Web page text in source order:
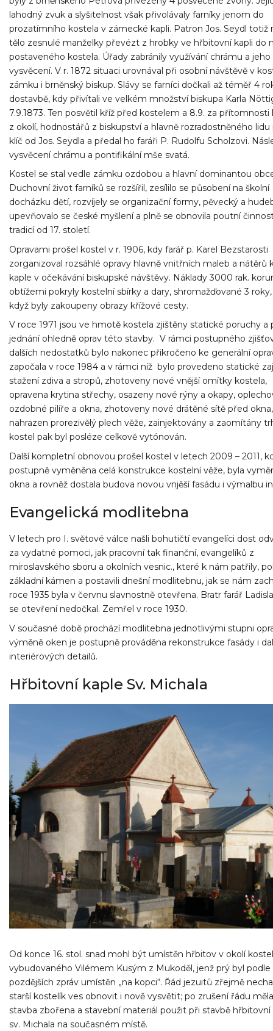
lahodný zvuk a slyšitelnost však přivolávaly farníky jenom do
prozatímního kostela v zámecké kapli. Patron Jos. Seydl totiž
tělo zesnulé manželky převézt z hrobky ve hřbitovní kapli do
postaveného kostela. Úřady zabránily využívání chrámu a jeho
vysvěcení. V r. 1872 situaci urovnával při osobní návštěvě v
zámku i brněnský biskup. Slávy se farníci dočkali až téměř 4
dostavbě, kdy přivítali ve velkém množství biskupa Karla
7.9.1873. Ten posvětil kříž před kostelem a 8.9. za přítomnosti
z okolí, hodnostářů z biskupství a hlavně rozradostněného lidu
klíč od Jos. Seydla a předal ho faráři P. Rudolfu Scholzovi.
vysvěcení chrámu a pontifikální mše svatá.
Kostel se stal vedle zámku ozdobou a hlavní dominantou
Duchovní život farníků se rozšířil, zesílilo se působení na školní
docházku dětí, rozvíjely se organizační formy, pěvecký a
upevňovalo se české myšlení a plně se obnovila poutní
tradicí od 17. století.
Opravami prošel kostel v r. 1906, kdy farář p. Karel Bezstarosti
zorganizoval rozsáhlé opravy hlavně vnitřních maleb a nátěrů
kaple v očekávání biskupské návštěvy. Náklady 3000 rak.
obtížemi pokryly kostelní sbírky a dary, shromažďované 3
když byly zakoupeny obrazy křížové cesty.
V roce 1971 jsou ve hmotě kostela zjištěny statické poruchy a
jednání ohledně oprav této stavby. V rámci postupného
dalších nedostatků bylo nakonec přikročeno ke generální
započala v roce 1984 a v rámci níž bylo provedeno statické
stažení zdiva a stropů, zhotoveny nové vnější omítky kostela,
opravena krytina střechy, osazeny nové rýny a okapy,
ozdobné pilíře a okna, zhotoveny nové drátěné sítě před okna,
nahrazen prorezivělý plech věže, zainjektovány a zaomítány
kostel pak byl posléze celkově vytónován.
Další kompletní obnovou prošel kostel v letech 2009 – 2011,
postupně vyměněna celá konstrukce kostelní věže, byla
okna a rovněž dostala budova novou vnjěší fasádu i výmalbu
Evangelická modlitebna
V letech pro I. světové válce našli bohutičtí evangelíci dost
za vydatné pomoci, jak pracovní tak finanční, evangelíků z
miroslavského sboru a okolních vesnic., které k nám patřily,
základní kámen a postavili dnešní modlitebnu, jak se nám
roce 1935 byla v červnu slavnostně otevřena. Bratr farář
se otevření nedočkal. Zemřel v roce 1930.
V současné době prochází modlitebna jednotlivými stupni
výměně oken je postupně prováděna rekonstrukce fasády i
interiérových detailů.
Hřbitovní kaple Sv. Michala
Od konce 16. stol. snad mohl být umístěn hřbitov v okolí
vybudovaného Vilémem Kusým z Mukoděl, jenž prý byl podle
pozdějších zpráv umístěn „na kopci“. Řád jezuitů zřejmě
starší kostelík ves obnovit i nově vysvětit; po zrušení řádu
stavba zbořena a stavební materiál použit při stavbě hřbitovní
sv. Michala na současném místě.